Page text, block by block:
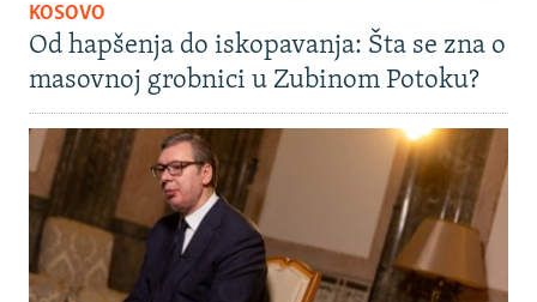
KOSOVO
Od hapšenja do iskopavanja: Šta se zna o
masovnoj grobnici u Zubinom Potoku?